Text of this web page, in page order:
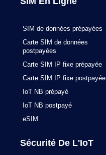
SIM de données prépayées
Carte SIM de données
postpayées
Carte SIM IP fixe prépayée
Carte SIM IP fixe postpayée
IoT NB prépayé
IoT NB postpayé
eSIM
Sécurité De L'IoT